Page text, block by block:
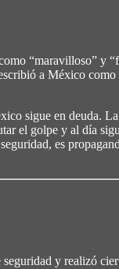
“maravilloso” y
a México
sigue en deuda.
el golpe y al día
es
y realizó